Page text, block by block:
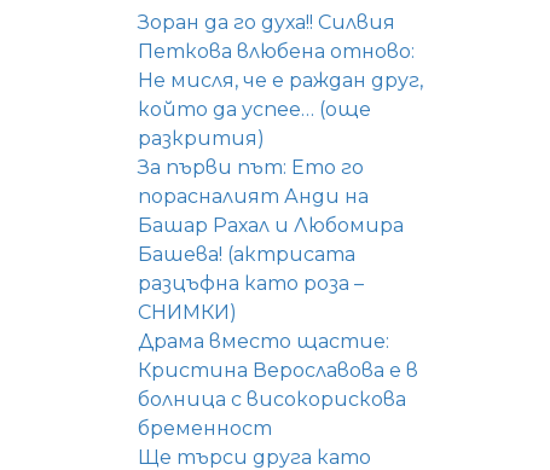
Зоран да го духа!! Силвия
Петкова влюбена отново:
Не мисля, че е раждан друг,
който да успее… (още
разкрития)
За първи път: Ето го
порасналият Анди на
Башар Рахал и Любомира
Башева! (актрисата
разцъфна като роза –
СНИМКИ)
Драма вместо щастие:
Кристина Верославова е в
болница с високорискова
бременност
Ще търси друга като